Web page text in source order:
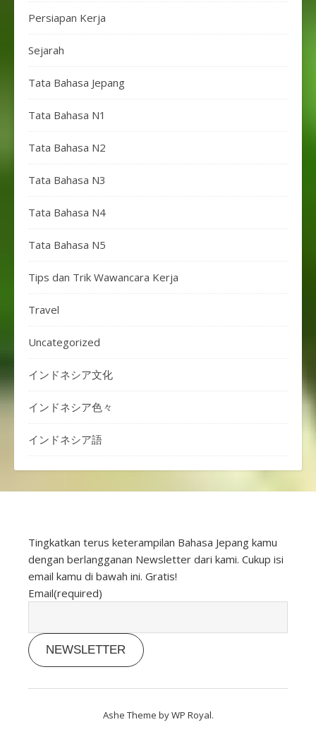
Persiapan Kerja
Sejarah
Tata Bahasa Jepang
Tata Bahasa N1
Tata Bahasa N2
Tata Bahasa N3
Tata Bahasa N4
Tata Bahasa N5
Tips dan Trik Wawancara Kerja
Travel
Uncategorized
インドネシア文化
インドネシア色々
インドネシア語
Tingkatkan terus keterampilan Bahasa Jepang kamu
dengan berlangganan Newsletter dari kami. Cukup isi
email kamu di bawah ini. Gratis!
Email(required)
NEWSLETTER
Ashe Theme byWP Royal.